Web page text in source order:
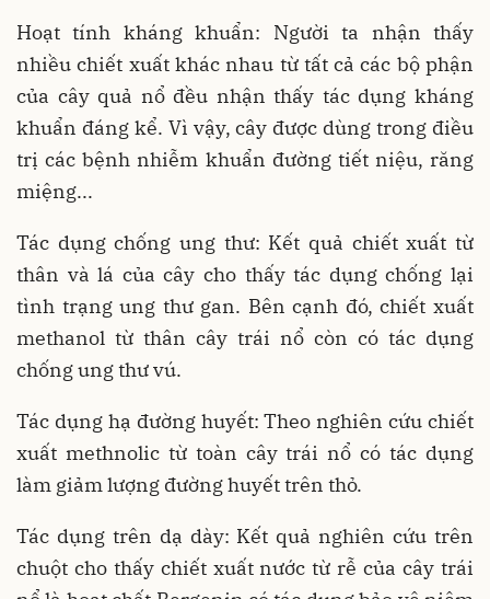
Hoạt tính kháng khuẩn: Người ta nhận thấy
nhiều chiết xuất khác nhau từ tất cả các bộ phận
của cây quả nổ đều nhận thấy tác dụng kháng
khuẩn đáng kể. Vì vậy, cây được dùng trong điều
trị các bệnh nhiễm khuẩn đường tiết niệu, răng
miệng...
Tác dụng chống ung thư: Kết quả chiết xuất từ
thân và lá của cây cho thấy tác dụng chống lại
tình trạng ung thư gan. Bên cạnh đó, chiết xuất
methanol từ thân cây trái nổ còn có tác dụng
chống ung thư vú.
Tác dụng hạ đường huyết: Theo nghiên cứu chiết
xuất methnolic từ toàn cây trái nổ có tác dụng
làm giảm lượng đường huyết trên thỏ.
Tác dụng trên dạ dày: Kết quả nghiên cứu trên
chuột cho thấy chiết xuất nước từ rễ của cây trái